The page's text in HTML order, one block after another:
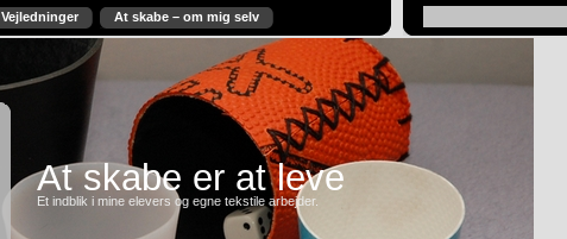
Vejledninger At skabe – om mig selv
At skabe er at leve
Et indblik i mine elevers og egne tekstile arbejder.